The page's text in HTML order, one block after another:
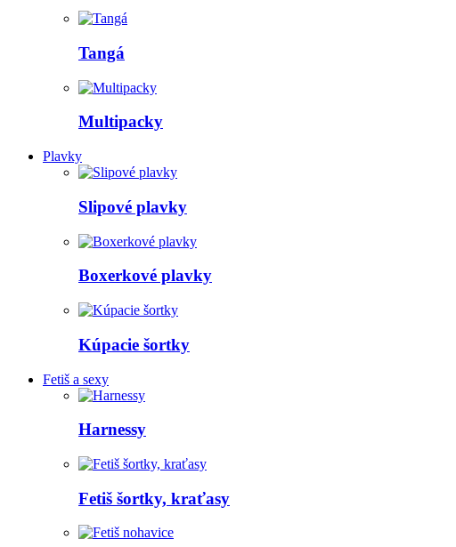
Tangá
Multipacky
Plavky
Slipové plavky
Boxerkové plavky
Kúpacie šortky
Fetiš a sexy
Harnessy
Fetiš šortky, kraťasy